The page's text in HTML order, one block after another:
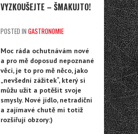
VYZKOUŠEJTE – ŠMAKUJTO!
POSTED IN GASTRONOMIE
Moc ráda ochutnávám nové
a pro mě doposud nepoznané
věci, je to pro mě něco, jako
„nevšední zážitek“, který si
můžu užít a potěšit svoje
smysly. Nové jídlo, netradiční
a zajímavé chutě mi totiž
rozšiřují obzory:)